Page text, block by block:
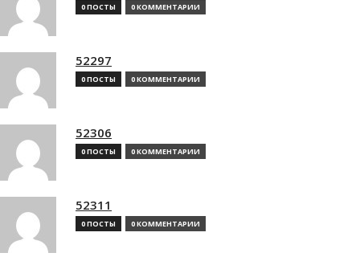
0 ПОСТЫ 0 КОММЕНТАРИИ
52297
0 ПОСТЫ 0 КОММЕНТАРИИ
52306
0 ПОСТЫ 0 КОММЕНТАРИИ
52311
0 ПОСТЫ 0 КОММЕНТАРИИ